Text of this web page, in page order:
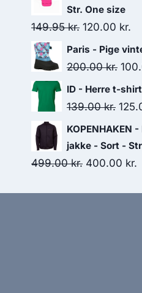
was:
199.95 kr..
Str. One size
149.95kr. Original
price
was:
120.00 kr.
is:
Paris - Pige
200.00kr.
price
ID - Herre t-
139.00kr.
price
was:
KOPENHAKEN
jakke - Sort -
499.00kr. Original
400.00 kr.